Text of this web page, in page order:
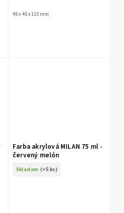
45 x 45 x 115 mm
Farba akrylová MILAN 75 ml -
červený melón
Skladom (>5 ks)